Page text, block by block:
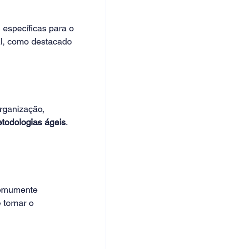
para o
como destacado
ágeis.
tornar o